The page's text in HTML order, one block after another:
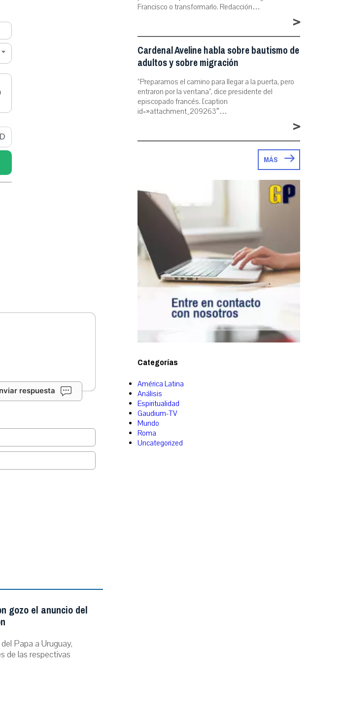
respuesta
gozo el anuncio del
Papa a Uruguay,
de las respectivas
Francisco o transformarlo. Redacción…
>
Cardenal Aveline habla sobre bautismo de
adultos y sobre migración
“Preparamos el camino para llegar a la puerta, pero
entraron por la ventana”, dice presidente del
episcopado francés. [caption
id=»attachment_209263″…
>
MÁS
Categorías
América Latina
Análisis
Espiritualidad
Gaudium-TV
Mundo
Roma
Uncategorized